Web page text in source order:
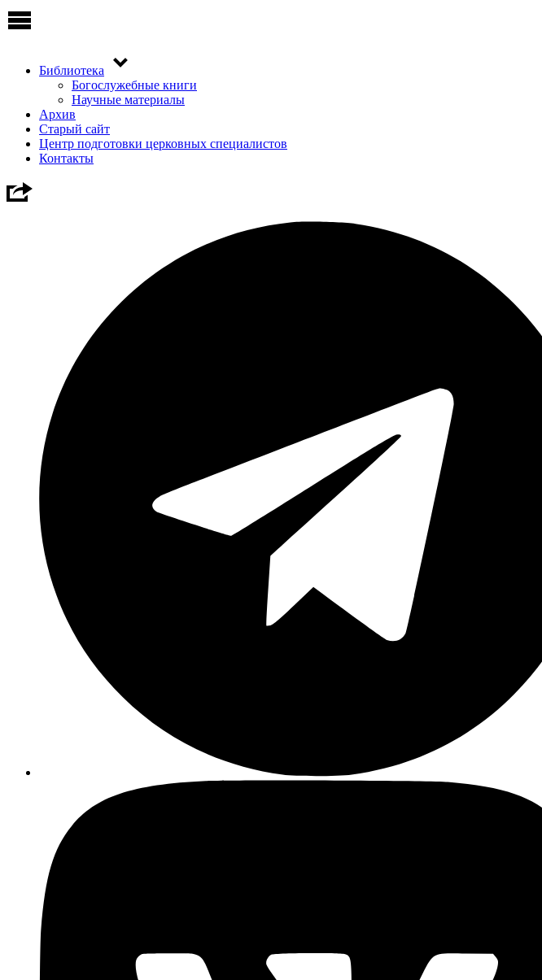
Библиотека
Богослужебные книги
Научные материалы
Архив
Старый сайт
Центр подготовки церковных специалистов
Контакты